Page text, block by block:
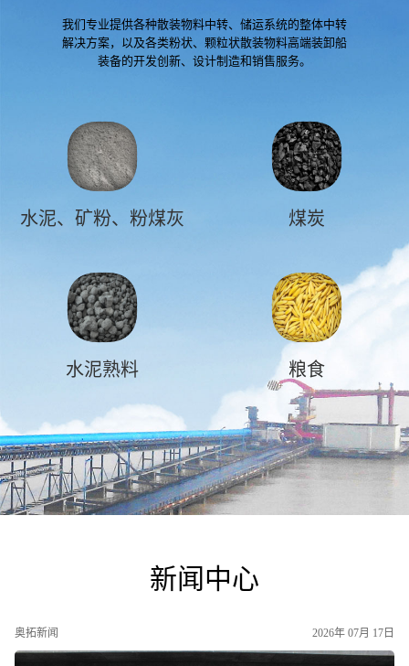
我们专业提供各种散装物料中转、储运系统的整体中转
解决方案，以及各类粉状、颗粒状散装物料高端装卸船
装备的开发创新、设计制造和销售服务。
水泥、矿粉、粉煤灰 煤炭
水泥熟料 粮食
新闻中心
奥拓新闻 2026年 07月 17日